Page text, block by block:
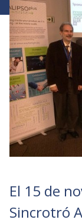
El 15 de
Sincrotró